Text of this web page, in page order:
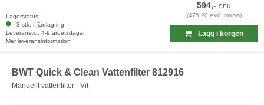
Lagerstatus:
3 stk. i fjärrlagring
Leveranstid: 4-9 arbetsdagar
Mer leveransinformation
594,-SEK
(475,20 exkl. moms)
Lägg i korgen
BWT Quick & Clean Vattenfilter 812916
Manuellt vattenfilter - Vit